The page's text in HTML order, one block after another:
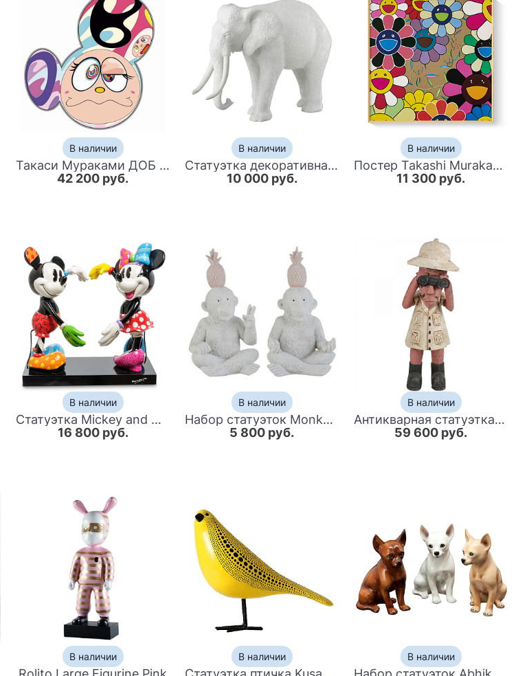
В наличии
Такаси Мураками ДОБ Аксессуар на N 3
42 200 руб.
В наличии
Статуэтка декоративная белый слон White Elephant
10 000 руб.
В наличии
Постер Takashi Murakami 4
11 300 руб.
В наличии
Статуэтка Mickey and Minnie Mouse
16 800 руб.
В наличии
Набор статуэток Monkeys Figurine
5 800 руб.
В наличии
Антикварная статуэтка колонизатор Танзания I
59 600 руб.
В наличии В наличии В наличии